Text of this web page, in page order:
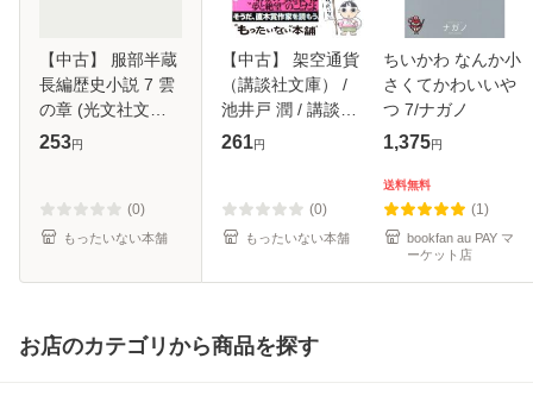
【中古】 服部半蔵
長編歴史小説 7 雲
の章 (光文社文庫) /
戸部新十郎 / 光文
253円
(0)
もったいない本舗
【中古】 架空通貨
（講談社文庫） /
池井戸 潤 / 講談社
[文庫]【メール便送
261円
(0)
もったいない本舗
ちいかわ なんか小
さくてかわいいや
つ 7/ナガノ
1,375円
送料無料
(1)
bookfan au PAY マ
ーケット店
お店のカテゴリから商品を探す